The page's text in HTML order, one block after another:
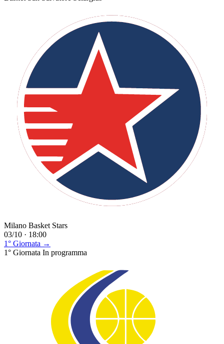
Milano Basket Stars
03/10 · 18:00
1° Giornata →
1° Giornata In programma